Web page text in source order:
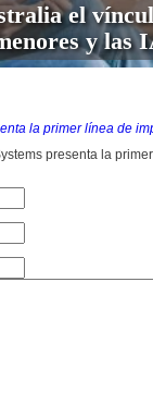
el
y las
la primer línea de
presenta la